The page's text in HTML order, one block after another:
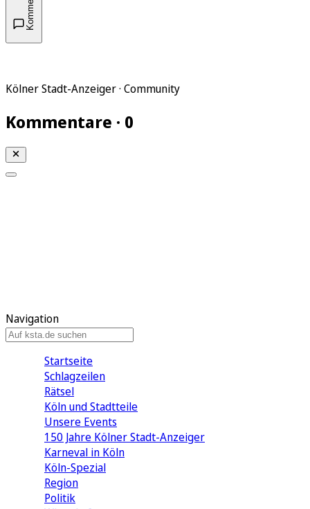
Kölner Stadt-Anzeiger · Community
Kommentare · 0
Navigation
Startseite
Schlagzeilen
Rätsel
Köln und Stadtteile
Unsere Events
150 Jahre Kölner Stadt-Anzeiger
Karneval in Köln
Köln-Spezial
Region
Politik